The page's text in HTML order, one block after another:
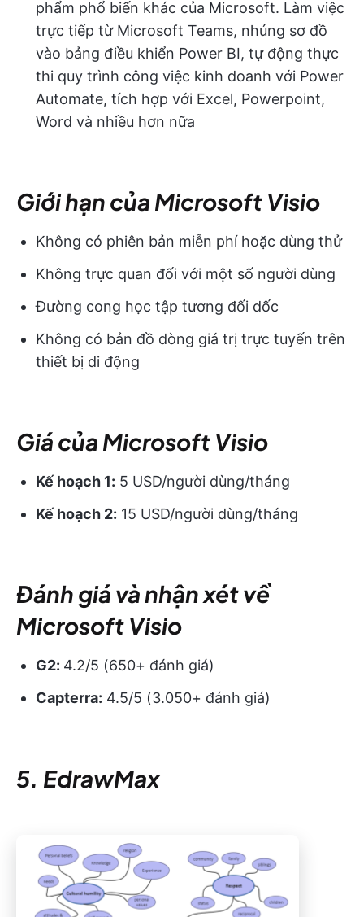
phẩm phổ biến khác của Microsoft. Làm việc
trực tiếp từ Microsoft Teams, nhúng sơ đồ
vào bảng điều khiển Power BI, tự động thực
thi quy trình công việc kinh doanh với Power
Automate, tích hợp với Excel, Powerpoint,
Word và nhiều hơn nữa
Giới hạn của Microsoft Visio
Không có phiên bản miễn phí hoặc dùng thử
Không trực quan đối với một số người dùng
Đường cong học tập tương đối dốc
Không có bản đồ dòng giá trị trực tuyến trên
thiết bị di động
Giá của Microsoft Visio
Kế hoạch 1: 5 USD/người dùng/tháng
Kế hoạch 2: 15 USD/người dùng/tháng
Đánh giá và nhận xét về
Microsoft Visio
G2: 4.2/5 (650+ đánh giá)
Capterra: 4.5/5 (3.050+ đánh giá)
5. EdrawMax